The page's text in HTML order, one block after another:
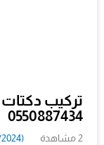
تركيب دكتات
0550887434
2 مشاهدة (6/29/2024)